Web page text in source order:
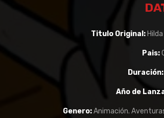
Titulo Original:
Pais:
Duración:
Año de
Genero:Animación.